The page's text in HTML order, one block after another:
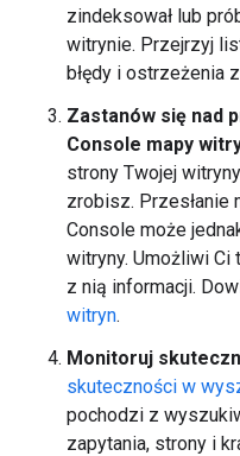
zindeksował lub
witrynie. Przejrzyj
błędy i ostrzeżenia
Zastanów się nad
Console mapy
strony Twojej
zrobisz. Przesłanie
Console może
witryny. Umożliwi
z nią informacji.
witryn.
Monitoruj
skuteczności w
pochodzi z
zapytania, strony i